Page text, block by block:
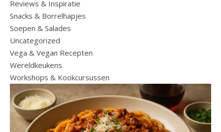
Reviews & Inspiratie
Snacks & Borrelhapjes
Soepen & Salades
Uncategorized
Vega & Vegan Recepten
Wereldkeukens
Workshops & Kookcursussen